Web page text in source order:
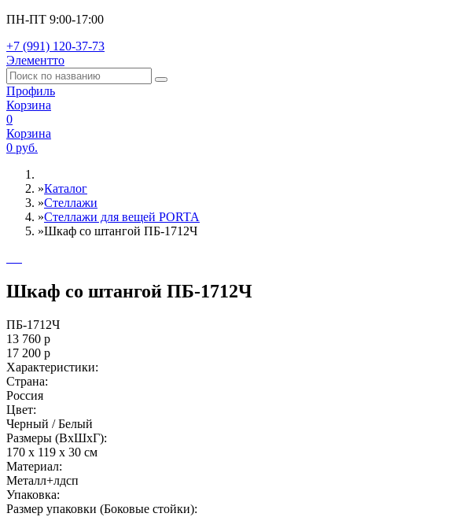
ПН-ПТ 9:00-17:00
+7 (991) 120-37-73
Элементто
Профиль
Корзина
0
Корзина
0 руб.
»Каталог
»Стеллажи
»Cтеллажи для вещей PORTA
»Шкаф со штангой ПБ-1712Ч
Шкаф со штангой ПБ-1712Ч
ПБ-1712Ч
13 760 р
17 200 р
Характеристики:
Страна:
Россия
Цвет:
Черный / Белый
Размеры (ВxШxГ):
170 x 119 x 30 см
Материал:
Металл+лдсп
Упаковка:
Размер упаковки (Боковые стойки):